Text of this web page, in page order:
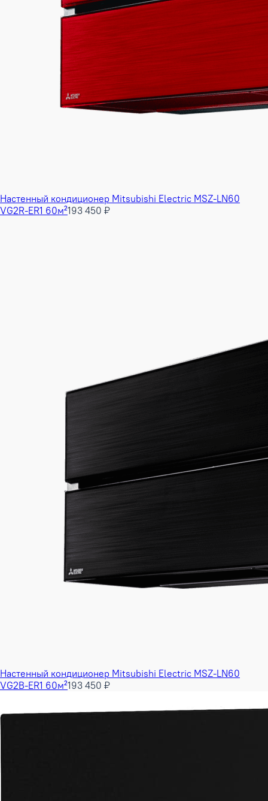
Настенный кондиционер Mitsubishi Electric MSZ-LN60
VG2R-ER1 60м²193 450 ₽
Настенный кондиционер Mitsubishi Electric MSZ-LN60
VG2B-ER1 60м²193 450 ₽